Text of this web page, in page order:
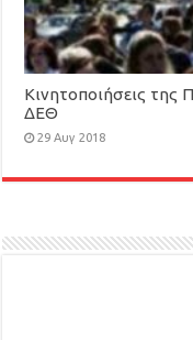
Κινητοποιήσεις
ΔΕΘ
29 Αυγ 2018